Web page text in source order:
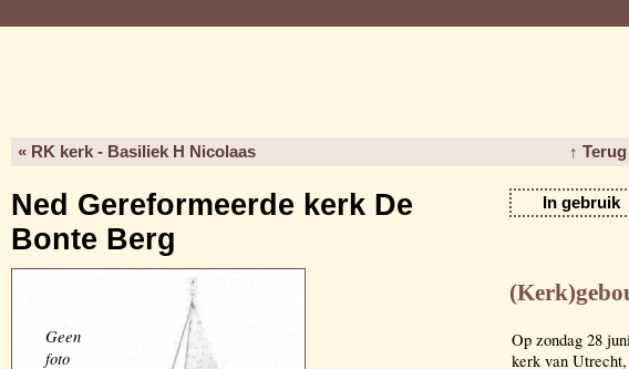
« RK kerk - Basiliek H Nicolaas ↑ Terug
Ned Gereformeerde kerk De
Bonte Berg
In gebruik
Geen
foto
Op zondag 28
kerk van